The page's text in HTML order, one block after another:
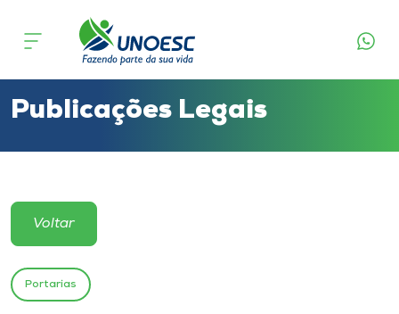
Cursos
Atendimento ao Estudante
Portal de Ensino
Publicações Legais
Voltar
Portarias